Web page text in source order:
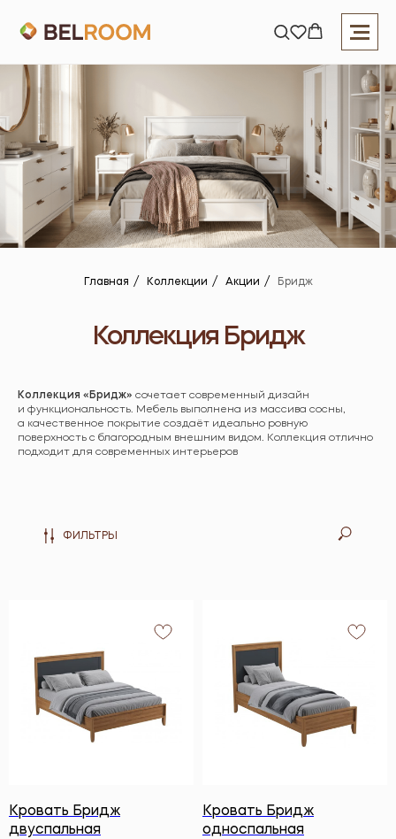
Главная / Коллекции / Акции / Бридж
Коллекция Бридж
Коллекция «Бридж» сочетает современный дизайн
и функциональность. Мебель выполнена из массива сосны,
а качественное покрытие создаёт идеально ровную
поверхность с благородным внешним видом. Коллекция отлично
подходит для современных интерьеров
ФИЛЬТРЫ
Кровать Бридж
двуспальная
Кровать Бридж
односпальная